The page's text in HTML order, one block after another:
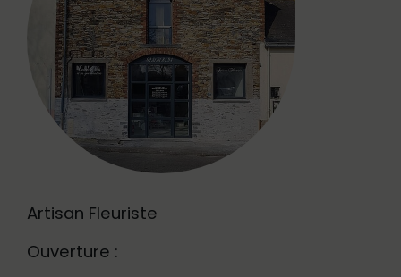
Artisan Fleuriste
Ouverture :